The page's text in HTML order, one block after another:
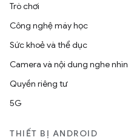
Trò chơi
Công nghệ máy học
Sức khoẻ và thể dục
Camera và nội dung nghe nhìn
Quyền riêng tư
5G
THIẾT BỊ ANDROID